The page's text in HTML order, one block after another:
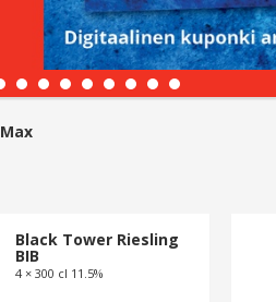
Max
Black Tower Riesling
BIB
4 × 300 cl 11.5%